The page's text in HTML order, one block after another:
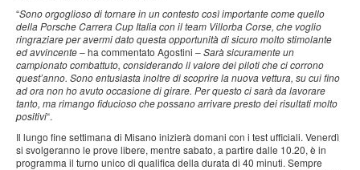
“Sono orgoglioso di tornare in un contesto così importante come quello
della Porsche Carrera Cup Italia con il team Villorba Corse, che voglio
ringraziare per avermi dato questa opportunità di sicuro molto stimolante
ed avvincente– ha commentato Agostini –Sarà sicuramente un
campionato combattuto, considerando il valore dei piloti che ci corrono
quest’anno. Sono entusiasta inoltre di scoprire la nuova vettura, su cui fino
ad ora non ho avuto occasione di girare. Per questo ci sarà da lavorare
tanto, ma rimango fiducioso che possano arrivare presto dei risultati molto
positivi“.
Il lungo fine settimana di Misano inizierà domani con i test ufficiali. Venerdì
si svolgeranno le prove libere, mentre sabato, a partire dalle 10.20, è in
programma il turno unico di qualifica della durata di 40 minuti. Sempre